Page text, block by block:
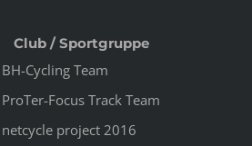
Club / Sportgruppe
BH-Cycling Team
ProTer-Focus Track Team
netcycle project 2016